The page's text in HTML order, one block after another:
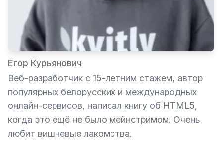
Егор Курьянович
Веб-разработчик с 15-летним стажем, автор
популярных белорусских и международных
онлайн-сервисов, написал книгу об HTML5,
когда это ещё не было мейнстримом. Очень
любит вишневые лакомства.